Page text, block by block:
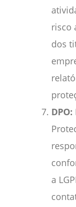
risco
dos
DPO:
a